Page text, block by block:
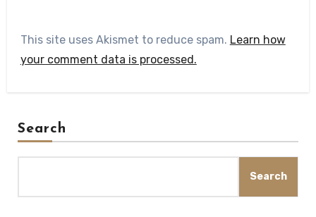
This site uses Akismet to reduce spam. Learn how
your comment data is processed.
Search
Search